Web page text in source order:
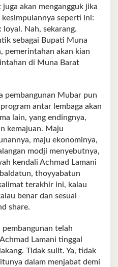
akan mengangguk jika
seperti ini:
loyal. Nah, sekarang.
sebagai Bupati Muna
pemerintahan akan kian
di Muna Barat
pembangunan Mubar pun
antar lembaga akan
lain, yang endingnya,
kemajuan. Maju
maju ekonominya,
modji menyebutnya,
kendali Achmad Lamani
thoyyabatun
terakhir ini, kalau
benar dan sesuai
share.
pembangunan telah
Lamani tinggal
Tidak sulit. Ya, tidak
dalam menjabat demi